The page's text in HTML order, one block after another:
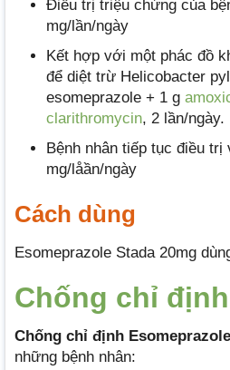
Điều trị triệu chứng của
mg/lần/ngày
Kết hợp với một phác đồ
để diệt trừ Helicobacter
esomeprazole + 1 g
clarithromycin, 2 lần/ngày.
Bệnh nhân tiếp tục điều trị
mg/låần/ngày
Cách dùng
Esomeprazole Stada 20mg
Chống chỉ định
Chống chỉ định
những bệnh nhân: